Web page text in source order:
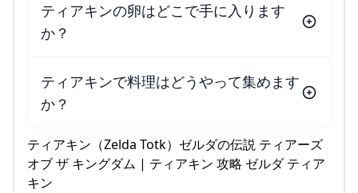
ティアキンの卵はどこで手に入ります
か？
ティアキンで料理はどうやって集めます
か？
ティアキン（Zelda Totk）ゼルダの伝説 ティアーズ
オブ ザ キングダム | ティアキン 攻略 ゼルダ ティア
キン